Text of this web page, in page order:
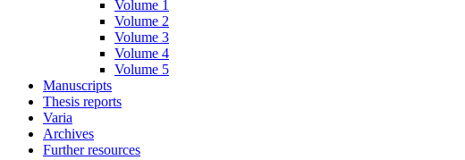
Volume 1
Volume 2
Volume 3
Volume 4
Volume 5
Manuscripts
Thesis reports
Varia
Archives
Further resources